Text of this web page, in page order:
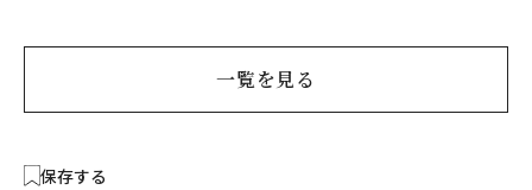
一覧を見る
保存する